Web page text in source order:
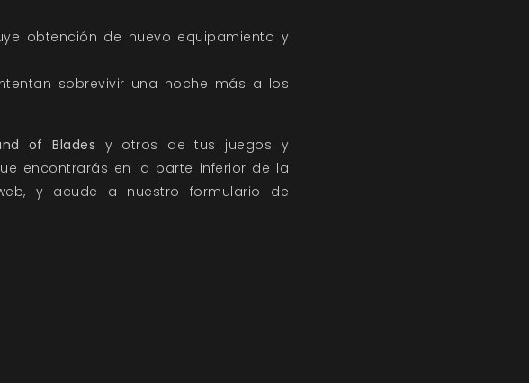
obtención de nuevo equipamiento y
sobrevivir una noche más a los
of Blades y otros de tus juegos y
encontrarás en la parte inferior de la
y acude a nuestro formulario de